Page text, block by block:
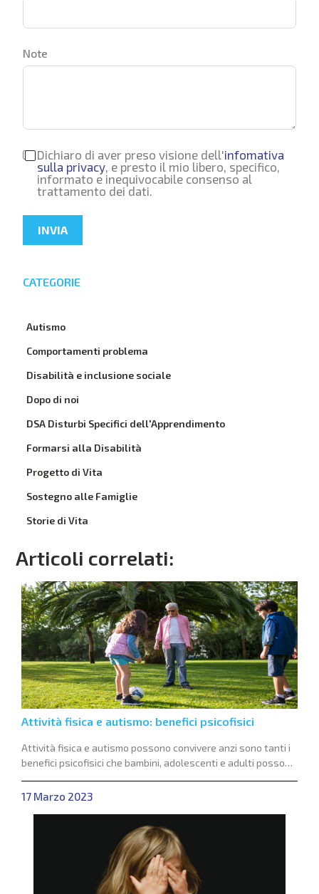
Note
Dichiaro di aver preso visione dell'infomativa
sulla privacy , e presto il mio libero, specifico,
informato e inequivocabile consenso al
trattamento dei dati.
INVIA
CATEGORIE
Autismo
Comportamenti problema
Disabilità e inclusione sociale
Dopo di noi
DSA Disturbi Specifici dell'Apprendimento
Formarsi alla Disabilità
Progetto di Vita
Sostegno alle Famiglie
Storie di Vita
Articoli correlati:
Attività fisica e autismo: benefici psicofisici
Attività fisica e autismo possono convivere anzi sono tanti i
benefici psicofisici che bambini, adolescenti e adulti possono
trarre dal praticare sport.
17 Marzo 2023